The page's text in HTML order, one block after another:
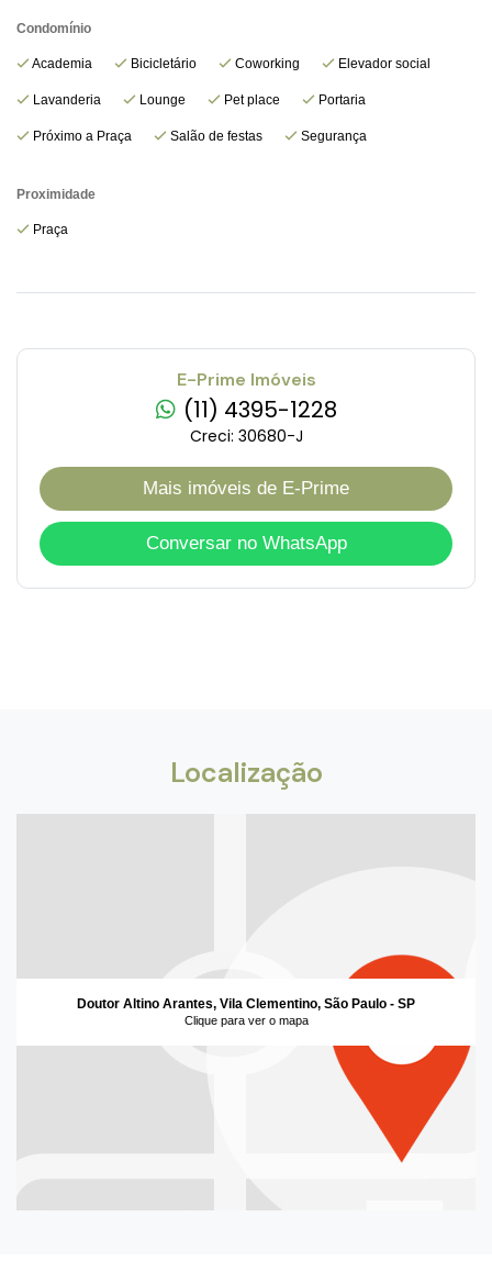
Condomínio
Academia Bicicletário Coworking Elevador social
Lavanderia Lounge Pet place Portaria
Próximo a Praça Salão de festas Segurança
Proximidade
Praça
E-Prime Imóveis
(11) 4395-1228
Creci: 30680-J
Mais imóveis de E-Prime
Conversar no WhatsApp
Localização
Doutor Altino Arantes, Vila Clementino, São Paulo - SP
Clique para ver o mapa